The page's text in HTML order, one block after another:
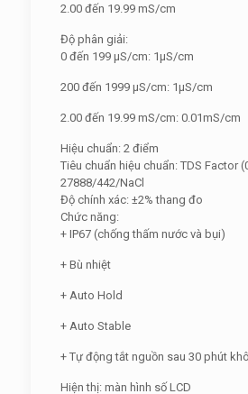
2.00 đến 19.99 mS/cm
Độ phân giải:
0 đến 199 µS/cm: 1µS/cm
200 đến 1999 µS/cm: 1µS/cm
2.00 đến 19.99 mS/cm: 0.01mS/cm
Hiệu chuẩn: 2 điểm
Tiêu chuẩn hiệu chuẩn: TDS Factor
27888/442/NaCl
Độ chính xác: ±2% thang đo
Chức năng:
+ IP67 (chống thấm nước và bụi)
+ Bù nhiệt
+ Auto Hold
+ Auto Stable
+ Tự động tắt nguồn sau 30 phút
Hiện thị: màn hình số LCD